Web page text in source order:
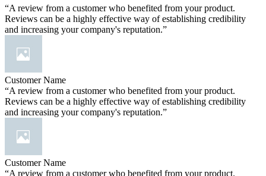
“A review from a customer who benefited from your product.
Reviews can be a highly effective way of establishing credibility
and increasing your company's reputation.”
Customer Name
“A review from a customer who benefited from your product.
Reviews can be a highly effective way of establishing credibility
and increasing your company's reputation.”
Customer Name
“A review from a customer who benefited from your product.